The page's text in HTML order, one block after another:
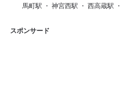
馬町駅 ・ 神宮西駅 ・ 西高蔵駅
スポンサード